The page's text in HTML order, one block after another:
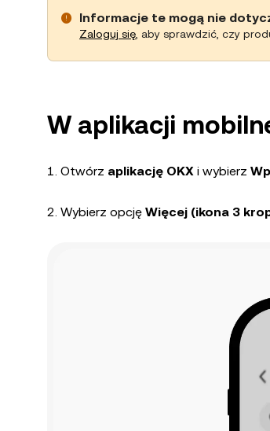
Informacje te mogą nie
Zaloguj się , aby sprawdzić, czy
W aplikacji
1. Otwórz aplikację OKX i wybierz
2. Wybierz opcję Więcej (ikona 3